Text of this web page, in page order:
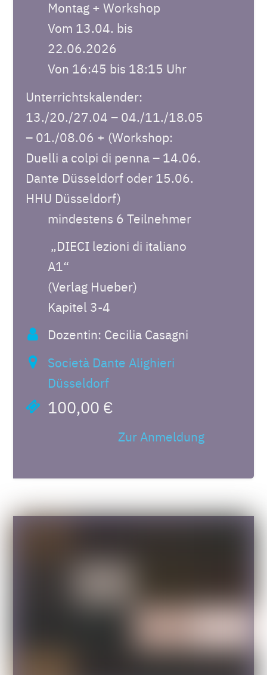
Montag + Workshop
Vom 13.04. bis
22.06.2026
Von 16:45 bis 18:15 Uhr
Unterrichtskalender:
13./20./27.04 – 04./11./18.05
– 01./08.06 + (Workshop:
Duelli a colpi di penna – 14.06.
Dante Düsseldorf oder 15.06.
HHU Düsseldorf)
mindestens 6 Teilnehmer
„DIECI lezioni di italiano
A1“
(Verlag Hueber)
Kapitel 3-4
Dozentin: Cecilia Casagni
Società Dante Alighieri
Düsseldorf
100,00 €
Zur Anmeldung